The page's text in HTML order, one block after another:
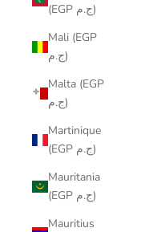
(EGP ج.م)
Mali (EGP
ج.م)
Malta (EGP
ج.م)
Martinique
(EGP ج.م)
Mauritania
(EGP ج.م)
Mauritius